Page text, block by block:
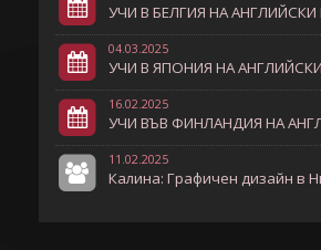
УЧИ В БЕЛГИЯ НА АНГЛИЙСКИ
04.03.2025
УЧИ В ЯПОНИЯ НА
16.02.2025
УЧИ ВЪВ ФИНЛАНДИЯ НА
11.02.2025
Калина: Графичен дизайн в